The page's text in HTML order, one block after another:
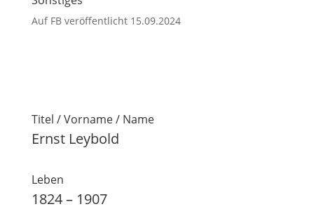
Auf FB veröffentlicht 15.09.2024
Titel / Vorname / Name
Ernst Leybold
Leben
1824 – 1907